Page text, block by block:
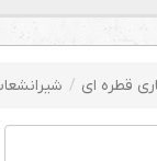
قطره ای